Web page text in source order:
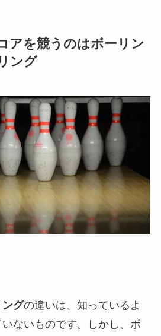
アを競うのはボーリン
ング
ングの違いは、知っているよ
ないものです。しかし、ボ